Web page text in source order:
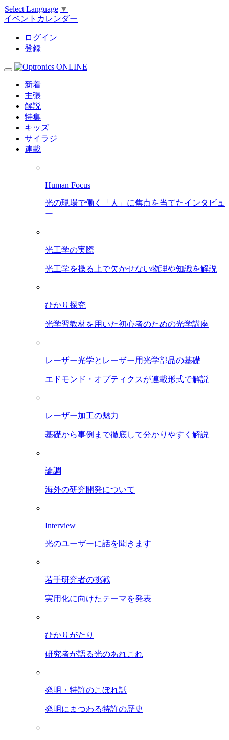
Select Language ▼
イベントカレンダー
ログイン
登録
新着
主張
解説
特集
キッズ
サイラジ
連載
Human Focus
光の現場で働く「人」に焦点を当てたインタビュ
ー
光工学の実際
光工学を操る上で欠かせない物理や知識を解説
ひかり探究
光学習教材を用いた初心者のための光学講座
レーザー光学とレーザー用光学部品の基礎
エドモンド・オプティクスが連載形式で解説
レーザー加工の魅力
基礎から事例まで徹底して分かりやすく解説
論調
海外の研究開発について
Interview
光のユーザーに話を聞きます
若手研究者の挑戦
実用化に向けたテーマを発表
ひかりがたり
研究者が語る光のあれこれ
発明・特許のこぼれ話
発明にまつわる特許の歴史